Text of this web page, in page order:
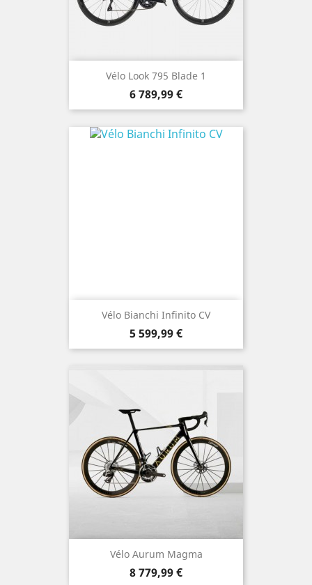
Vélo Look 795 Blade 1
Prix
6 789,99 €
Vélo Bianchi Infinito CV
Prix
5 599,99 €
Vélo Aurum Magma
Prix
8 779,99 €